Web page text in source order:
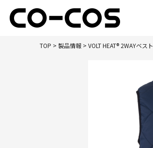
TOP > 製品情報 > VOLT HEAT® 2WAYベスト